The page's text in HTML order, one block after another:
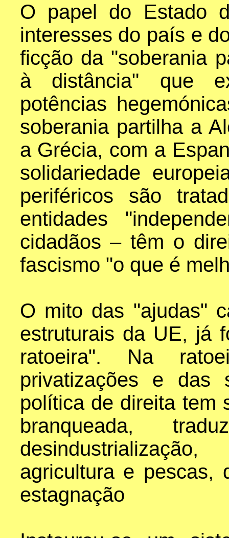
O papel do Estado
interesses do país e
ficção da "soberania
à distância" que
potências
soberania partilha a
a Grécia, com a
solidariedade
periféricos são
entidades
cidadãos – têm o
fascismo "o que é
O mito das "ajudas"
estruturais da UE, já
ratoeira". Na
privatizações e das
política de direita tem
branqueada,
agricultura e pescas,
estagnação